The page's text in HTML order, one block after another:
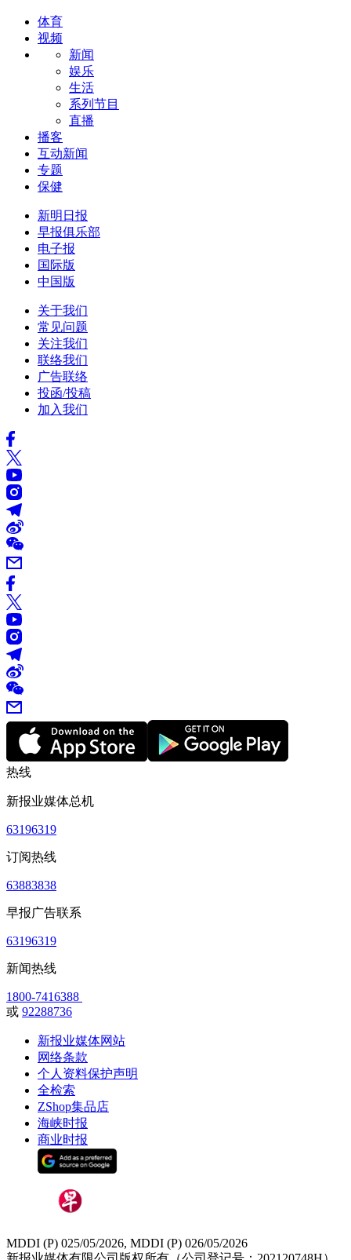
体育
视频
新闻
娱乐
生活
系列节目
直播
播客
互动新闻
专题
保健
新明日报
早报俱乐部
电子报
国际版
中国版
关于我们
常见问题
关注我们
联络我们
广告联络
投函/投稿
加入我们
热线
新报业媒体总机
63196319
订阅热线
63883838
早报广告联系
63196319
新闻热线
1800-7416388
或 92288736
新报业媒体网站
网络条款
个人资料保护声明
全检索
ZShop集品店
海峡时报
商业时报
MDDI (P) 025/05/2026, MDDI (P) 026/05/2026